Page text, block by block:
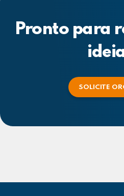
Pronto para
SOLICITE